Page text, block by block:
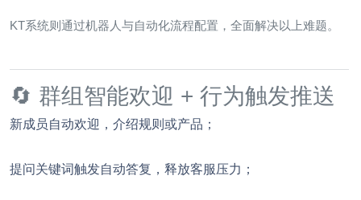
KT系统则通过机器人与自动化流程配置，全面解决以上难题。
🔄 群组智能欢迎 + 行为触发推送
新成员自动欢迎，介绍规则或产品；
提问关键词触发自动答复，释放客服压力；